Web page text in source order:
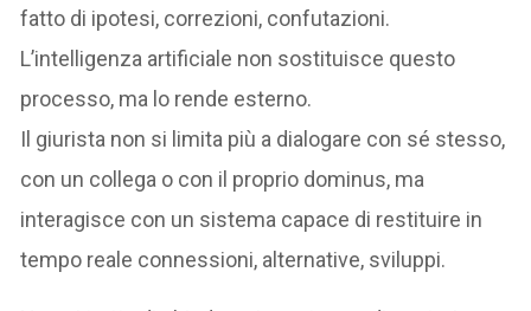
fatto di ipotesi, correzioni, confutazioni.
L’intelligenza artificiale non sostituisce questo
processo, ma lo rende esterno.
Il giurista non si limita più a dialogare con sé stesso,
con un collega o con il proprio dominus, ma
interagisce con un sistema capace di restituire in
tempo reale connessioni, alternative, sviluppi.